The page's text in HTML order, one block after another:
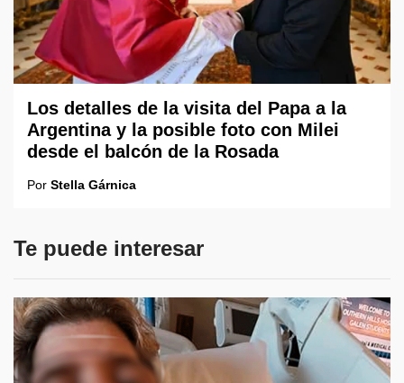
Los detalles de la visita del Papa a la
Argentina y la posible foto con Milei
desde el balcón de la Rosada
Por Stella Gárnica
Te puede interesar